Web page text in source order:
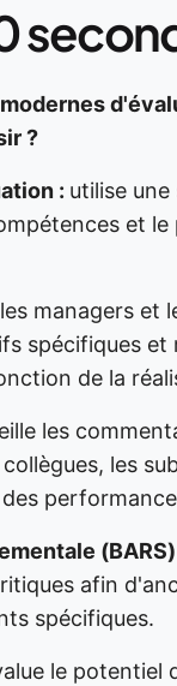
?
: utilise
et
les managers et
spécifiques et
de la
les
les
(BARS)
afin
spécifiques.
le potentiel